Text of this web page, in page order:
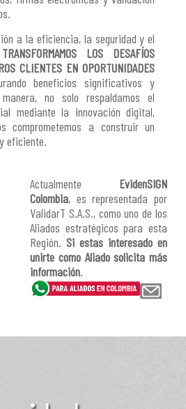
a la eficiencia, la seguridad y el
TRANSFORMAMOS LOS DESAFÍOS
CLIENTES EN OPORTUNIDADES
beneficios significativos y
no solo respaldamos el
mediante la innovación digital,
comprometemos a construir un
eficiente.
Actualmente EvidenSIGN
Colombia, es representada por
ValidarT S.A.S., como uno de los
Aliados estratégicos para esta
Región.Si estas interesado en
unirte como Aliado solicita más
información.